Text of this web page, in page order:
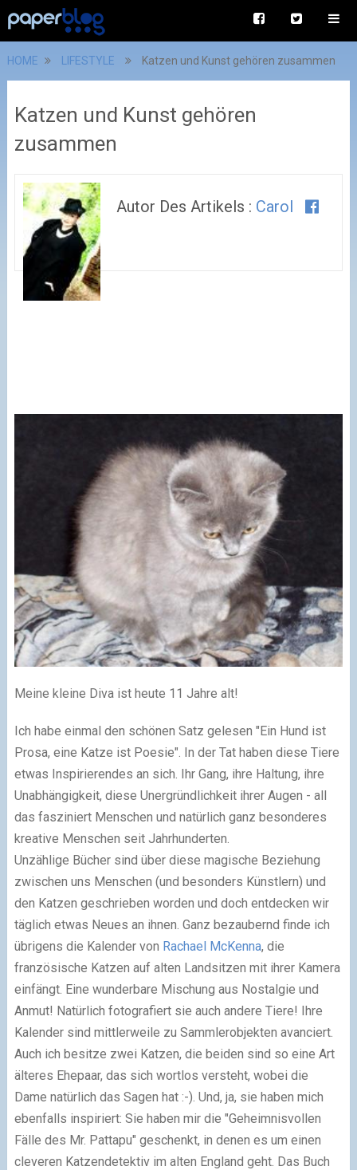
HOME LIFESTYLE Katzen und Kunst gehören zusammen
Katzen und Kunst gehören
zusammen
Autor Des Artikels : Carol
Meine kleine Diva ist heute 11 Jahre alt!
Ich habe einmal den schönen Satz gelesen "Ein Hund ist
Prosa, eine Katze ist Poesie". In der Tat haben diese Tiere
etwas Inspirierendes an sich. Ihr Gang, ihre Haltung, ihre
Unabhängigkeit, diese Unergründlichkeit ihrer Augen - all
das fasziniert Menschen und natürlich ganz besonderes
kreative Menschen seit Jahrhunderten.
Unzählige Bücher sind über diese magische Beziehung
zwischen uns Menschen (und besonders Künstlern) und
den Katzen geschrieben worden und doch entdecken wir
täglich etwas Neues an ihnen. Ganz bezaubernd finde ich
übrigens die Kalender von Rachael McKenna, die
französische Katzen auf alten Landsitzen mit ihrer Kamera
einfängt. Eine wunderbare Mischung aus Nostalgie und
Anmut! Natürlich fotografiert sie auch andere Tiere! Ihre
Kalender sind mittlerweile zu Sammlerobjekten avanciert.
Auch ich besitze zwei Katzen, die beiden sind so eine Art
älteres Ehepaar, das sich wortlos versteht, wobei die
Dame natürlich das Sagen hat :-). Und, ja, sie haben mich
ebenfalls inspiriert: Sie haben mir die "Geheimnisvollen
Fälle des Mr. Pattapu" geschenkt, in denen es um einen
cleveren Katzendetektiv im alten England geht. Das Buch